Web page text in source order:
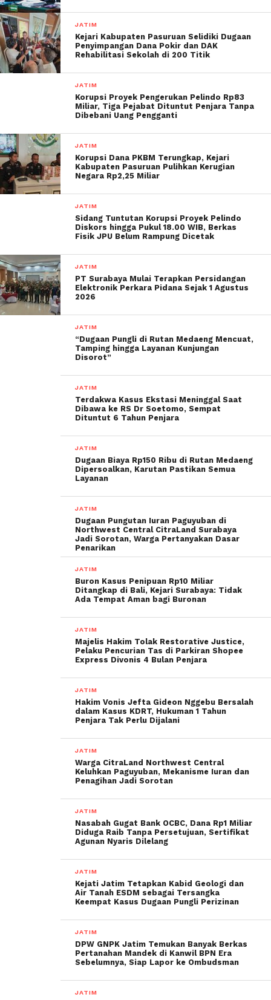
JATIM
Kejari Kabupaten Pasuruan Selidiki Dugaan
Penyimpangan Dana Pokir dan DAK
Rehabilitasi Sekolah di 200 Titik
JATIM
Korupsi Proyek Pengerukan Pelindo Rp83
Miliar, Tiga Pejabat Dituntut Penjara Tanpa
Dibebani Uang Pengganti
JATIM
Korupsi Dana PKBM Terungkap, Kejari
Kabupaten Pasuruan Pulihkan Kerugian
Negara Rp2,25 Miliar
JATIM
Sidang Tuntutan Korupsi Proyek Pelindo
Diskors hingga Pukul 18.00 WIB, Berkas
Fisik JPU Belum Rampung Dicetak
JATIM
PT Surabaya Mulai Terapkan Persidangan
Elektronik Perkara Pidana Sejak 1 Agustus
2026
JATIM
“Dugaan Pungli di Rutan Medaeng Mencuat,
Tamping hingga Layanan Kunjungan
Disorot”
JATIM
Terdakwa Kasus Ekstasi Meninggal Saat
Dibawa ke RS Dr Soetomo, Sempat
Dituntut 6 Tahun Penjara
JATIM
Dugaan Biaya Rp150 Ribu di Rutan Medaeng
Dipersoalkan, Karutan Pastikan Semua
Layanan
JATIM
Dugaan Pungutan Iuran Paguyuban di
Northwest Central CitraLand Surabaya
Jadi Sorotan, Warga Pertanyakan Dasar
Penarikan
JATIM
Buron Kasus Penipuan Rp10 Miliar
Ditangkap di Bali, Kejari Surabaya: Tidak
Ada Tempat Aman bagi Buronan
JATIM
Majelis Hakim Tolak Restorative Justice,
Pelaku Pencurian Tas di Parkiran Shopee
Express Divonis 4 Bulan Penjara
JATIM
Hakim Vonis Jefta Gideon Nggebu Bersalah
dalam Kasus KDRT, Hukuman 1 Tahun
Penjara Tak Perlu Dijalani
JATIM
Warga CitraLand Northwest Central
Keluhkan Paguyuban, Mekanisme Iuran dan
Penagihan Jadi Sorotan
JATIM
Nasabah Gugat Bank OCBC, Dana Rp1 Miliar
Diduga Raib Tanpa Persetujuan, Sertifikat
Agunan Nyaris Dilelang
JATIM
Kejati Jatim Tetapkan Kabid Geologi dan
Air Tanah ESDM sebagai Tersangka
Keempat Kasus Dugaan Pungli Perizinan
JATIM
DPW GNPK Jatim Temukan Banyak Berkas
Pertanahan Mandek di Kanwil BPN Era
Sebelumnya, Siap Lapor ke Ombudsman
JATIM